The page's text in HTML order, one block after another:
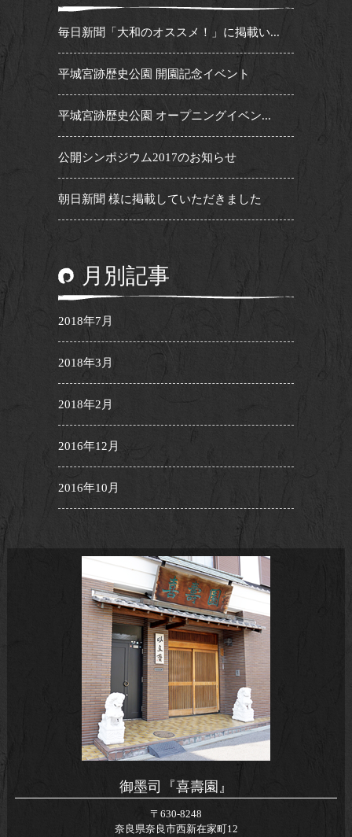
毎日新聞「大和のオススメ！」に掲載い...
平城宮跡歴史公園 開園記念イベント
平城宮跡歴史公園 オープニングイベン...
公開シンポジウム2017のお知らせ
朝日新聞 様に掲載していただきました
月別記事
2018年7月
2018年3月
2018年2月
2016年12月
2016年10月
御墨司『喜壽園』
〒630-8248
奈良県奈良市西新在家町12